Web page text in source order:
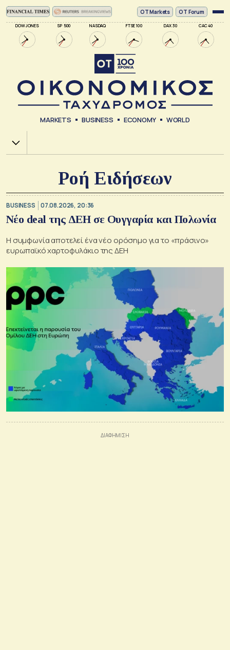
DOW JONES SP 500 NASDAQ FTSE 100 DAX 30 CAC 40
ΟΤ Markets OT Forum
MARKETS BUSINESS ECONOMY WORLD
Χ.Α.
Ροή Ειδήσεων
BUSINESS 07.08.2026, 20:36
Νέο deal της ΔΕΗ σε Ουγγαρία και Πολωνία
Η συμφωνία αποτελεί ένα νέο ορόσημο για το «πράσινο»
ευρωπαϊκό χαρτοφυλάκιο της ΔΕΗ